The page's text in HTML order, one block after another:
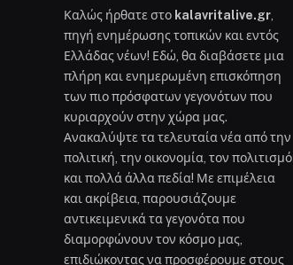
Καλώς ήρθατε στο kalavritalive.gr
πηγή ενημέρωσης τοπικών και εντός
Ελλάδας νέων! Εδώ, θα διαβάσετε μια
πλήρη και ενημερωμένη επισκόπηση
των πιο πρόσφατων γεγονότων που
κυριαρχούν στην χώρα μας.
Ανακαλύψτε τα τελευταία νέα από την
πολιτική, την οικονομία, τον πολιτισμό
και πολλά άλλα πεδία! Με επιμέλεια
και ακρίβεια, παρουσιάζουμε
αντικειμενικά τα γεγονότα που
διαμορφώνουν τον κόσμο μας,
επιδιώκοντας να προσφέρουμε στους